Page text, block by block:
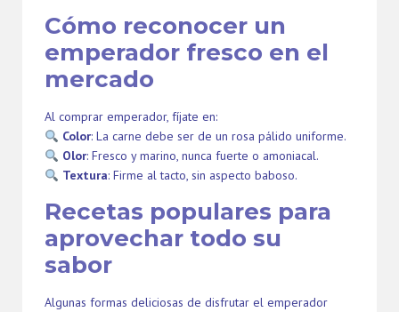
Cómo reconocer un
emperador fresco en el
mercado
Al comprar emperador, fíjate en:
Color: La carne debe ser de un rosa pálido uniforme.
Olor: Fresco y marino, nunca fuerte o amoniacal.
Textura: Firme al tacto, sin aspecto baboso.
Recetas populares para
aprovechar todo su
sabor
Algunas formas deliciosas de disfrutar el emperador